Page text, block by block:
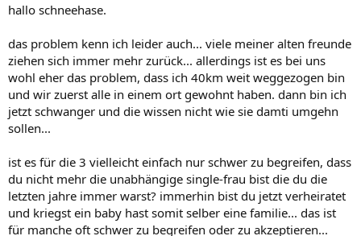
hallo schneehase.
das problem kenn ich leider auch... viele meiner alten freunde
ziehen sich immer mehr zurück... allerdings ist es bei uns
wohl eher das problem, dass ich 40km weit weggezogen bin
und wir zuerst alle in einem ort gewohnt haben. dann bin ich
jetzt schwanger und die wissen nicht wie sie damti umgehn
sollen...
ist es für die 3 vielleicht einfach nur schwer zu begreifen, dass
du nicht mehr die unabhängige single-frau bist die du die
letzten jahre immer warst? immerhin bist du jetzt verheiratet
und kriegst ein baby hast somit selber eine familie... das ist
für manche oft schwer zu begreifen oder zu akzeptieren...